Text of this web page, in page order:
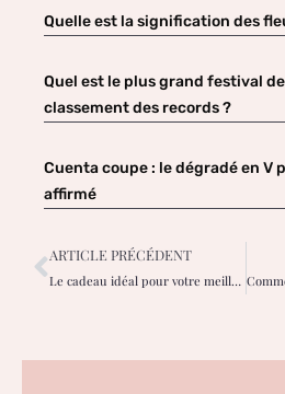
Quelle est la signification des
Quel est le plus grand festival
classement des records ?
Cuenta coupe : le dégradé en V
affirmé
ARTICLE PRÉCÉDENT
Le cadeau idéal pour votre meilleure amie : un t-shirt personnalisé